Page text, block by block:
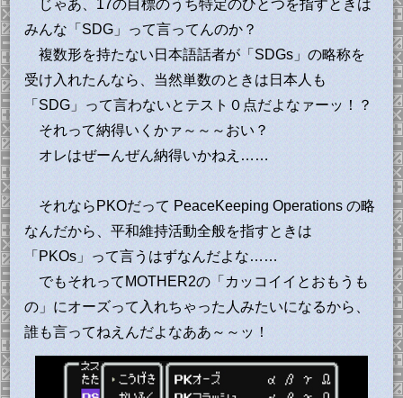
じゃあ、17の目標のうち特定のひとつを指すときは
みんな「SDG」って言ってんのか？
複数形を持たない日本語話者が「SDGs」の略称を
受け入れたんなら、当然単数のときは日本人も
「SDG」って言わないとテスト０点だよなァーッ！？
それって納得いくかァ～～～おい？
オレはぜーんぜん納得いかねえ……
それならPKOだって PeaceKeeping Operations の略
なんだから、平和維持活動全般を指すときは
「PKOs」って言うはずなんだよな……
でもそれってMOTHER2の「カッコイイとおもうも
の」にオーズって入れちゃった人みたいになるから、
誰も言ってねえんだよなああ～～ッ！